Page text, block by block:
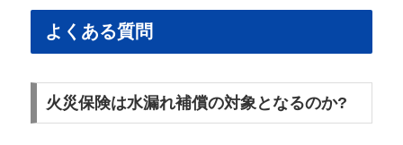
よくある質問
火災保険は水漏れ補償の対象となるのか?